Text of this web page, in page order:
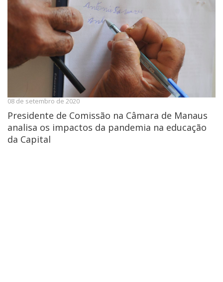
08 de setembro de 2020
Presidente de Comissão na Câmara de Manaus
analisa os impactos da pandemia na educação
da Capital